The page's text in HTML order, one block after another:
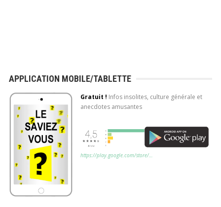
APPLICATION MOBILE/TABLETTE
Gratuit ! Infos insolites, culture générale et
anecdotes amusantes
https://play.google.com/store/…
Découvrez chaque
jour de nouvelles
anecdotes insolites,
culture générale!